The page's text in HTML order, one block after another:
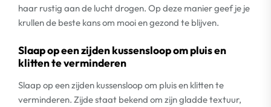
haar rustig aan de lucht drogen. Op deze manier geef je je
krullen de beste kans om mooi en gezond te blijven.
Slaap op een zijden kussensloop om pluis en
klitten te verminderen
Slaap op een zijden kussensloop om pluis en klitten te
verminderen. Zijde staat bekend om zijn gladde textuur,